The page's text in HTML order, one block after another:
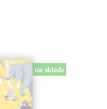
na sklade